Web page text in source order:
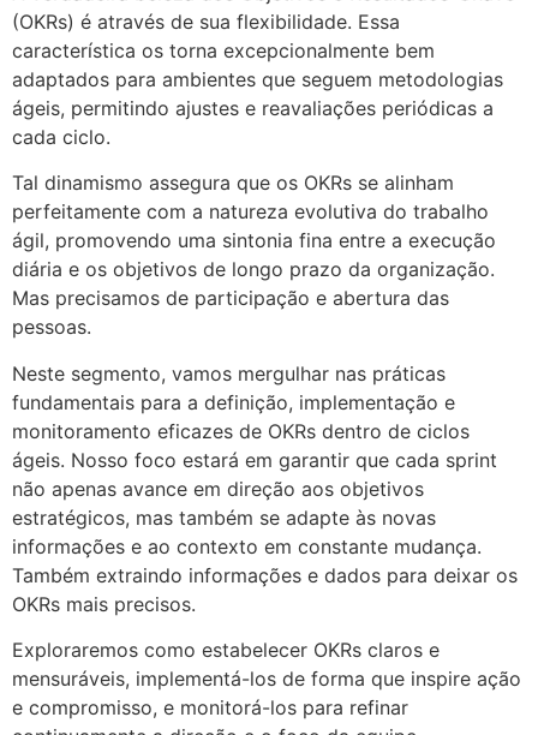
(OKRs) é através de sua flexibilidade. Essa
característica os torna excepcionalmente bem
adaptados para ambientes que seguem metodologias
ágeis, permitindo ajustes e reavaliações periódicas a
cada ciclo.
Tal dinamismo assegura que os OKRs se alinham
perfeitamente com a natureza evolutiva do trabalho
ágil, promovendo uma sintonia fina entre a execução
diária e os objetivos de longo prazo da organização.
Mas precisamos de participação e abertura das
pessoas.
Neste segmento, vamos mergulhar nas práticas
fundamentais para a definição, implementação e
monitoramento eficazes de OKRs dentro de ciclos
ágeis. Nosso foco estará em garantir que cada sprint
não apenas avance em direção aos objetivos
estratégicos, mas também se adapte às novas
informações e ao contexto em constante mudança.
Também extraindo informações e dados para deixar os
OKRs mais precisos.
Exploraremos como estabelecer OKRs claros e
mensuráveis, implementá-los de forma que inspire ação
e compromisso, e monitorá-los para refinar